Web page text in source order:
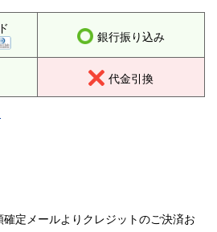
銀行振り込み
代金引換
定メールよりクレジットのご決済お